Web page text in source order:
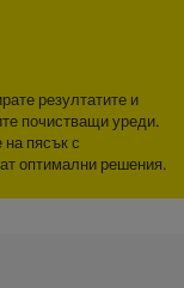
резултатите и
почистващи уреди.
пясък с
оптимални решения.